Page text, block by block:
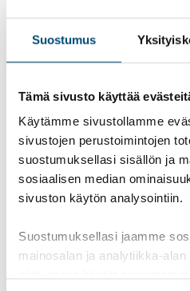
Suostumus
Tämä sivusto käyttää
Käytämme sivustollamme
sivustojen perustoimintojen
suostumuksellasi sisällön ja
sosiaalisen median
sivuston käytön analysointiin.
Suostumuksellasi jaamme
mainosalan ja analytiikka-
kumppania
Olemme mielellämme
yhteyttä, soita tai lähetä
Soita 010 3472 898